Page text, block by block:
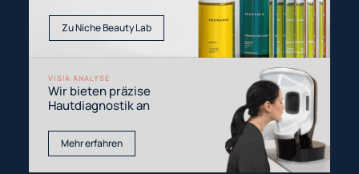
Zu Niche Beauty Lab
VISIA ANALYSE
Wir bieten präzise
Hautdiagnostik an
Mehr erfahren